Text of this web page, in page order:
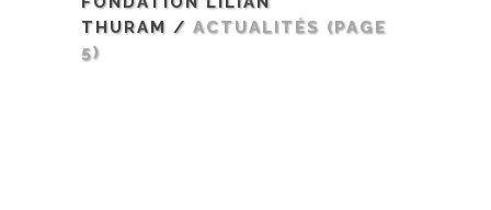
THURAM / ACTUALITÉS (PAGE
5)